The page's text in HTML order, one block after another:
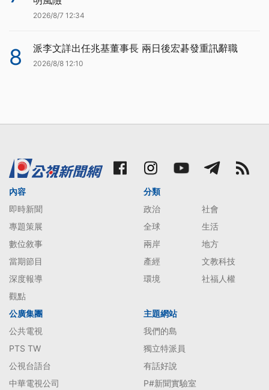
2026/8/7 12:34
8 派李文詳出任兆基董事長 兩日後宏碁發重訊辭職
2026/8/8 12:10
內容
即時新聞
專題策展
數位敘事
當期節目
深度報導
觀點
分類
政治
社會
全球
生活
兩岸
地方
產經
文教科技
環境
社福人權
公廣集團
公共電視
PTS TW
公視台語台
中華電視公司
主題網站
我們的島
獨立特派員
有話好說
P#新聞實驗室